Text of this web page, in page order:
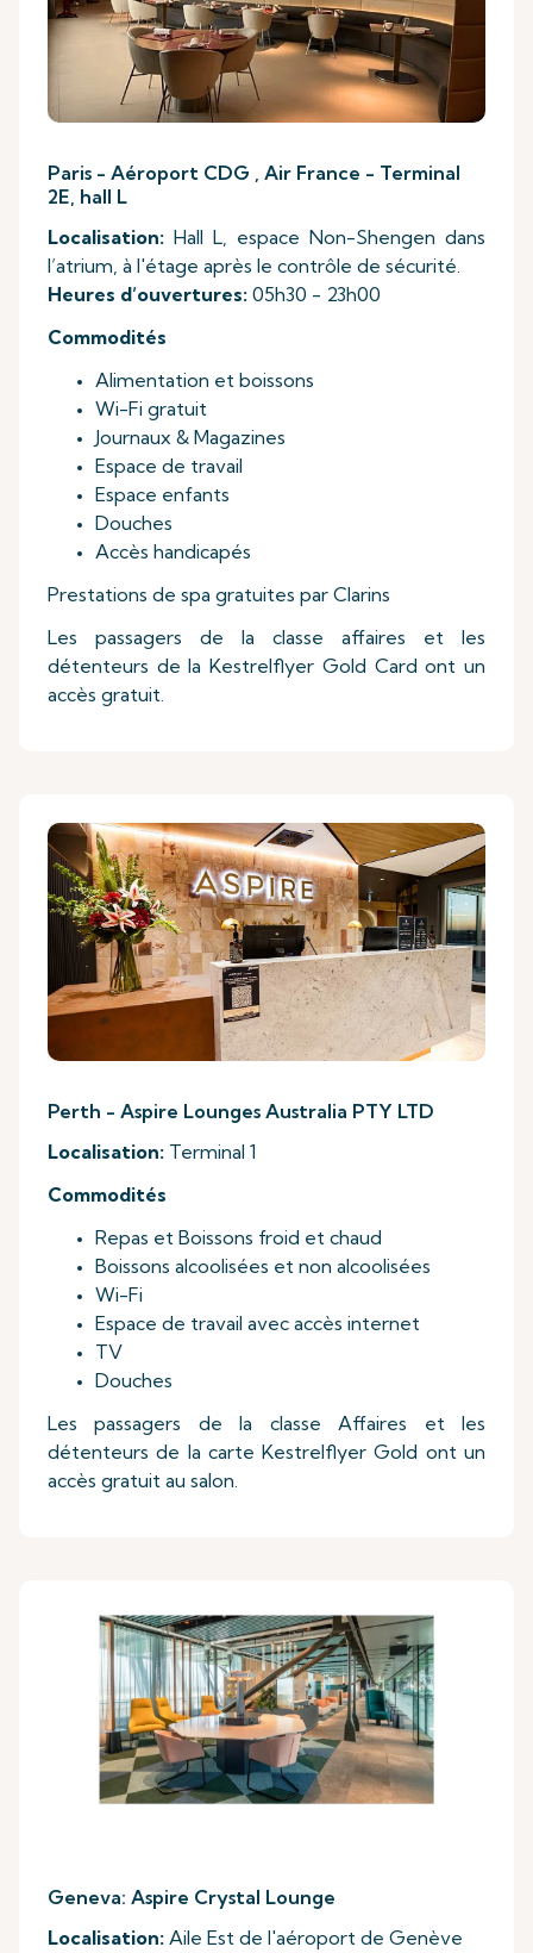
Paris - Aéroport CDG , Air France - Terminal
2E, hall L
Localisation: Hall L, espace Non-Shengen dans
l’atrium, à l'étage après le contrôle de sécurité.
Heures d’ouvertures: 05h30 - 23h00
Commodités
Alimentation et boissons
Wi-Fi gratuit
Journaux & Magazines
Espace de travail
Espace enfants
Douches
Accès handicapés
Prestations de spa gratuites par Clarins
Les passagers de la classe affaires et les
détenteurs de la Kestrelflyer Gold Card ont un
accès gratuit.
Perth - Aspire Lounges Australia PTY LTD
Localisation: Terminal 1
Commodités
Repas et Boissons froid et chaud
Boissons alcoolisées et non alcoolisées
Wi-Fi
Espace de travail avec accès internet
TV
Douches
Les passagers de la classe Affaires et les
détenteurs de la carte Kestrelflyer Gold ont un
accès gratuit au salon.
Geneva: Aspire Crystal Lounge
Localisation: Aile Est de l'aéroport de Genève